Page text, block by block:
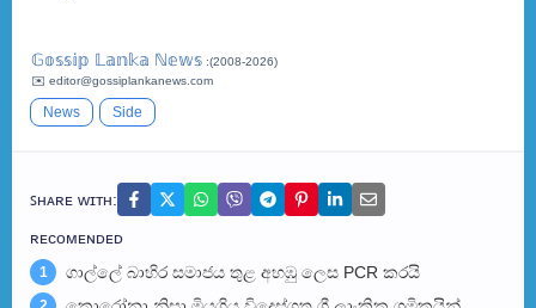
𝔾𝕠𝕤𝕤𝕚𝕡 𝕃𝕒𝕟𝕜𝕒 ℕ𝕖𝕨𝕤 :(2008-2026)
✉️ editor@gossiplankanews.com
News Side
ꜱʜᴀʀᴇ ᴡɪᴛʜ:
ʀᴇᴄᴏᴍᴇɴᴅᴇᴅ
1 ගාල්ලේ බාහිර සමාජය තුළ අහඹු ලෙස PCR කරයි